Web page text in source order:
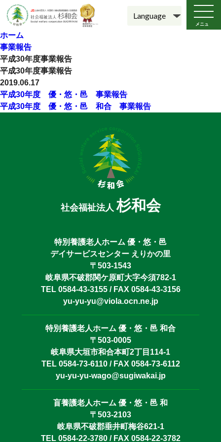
メニュ
ー
ホーム
事業報告
平成30年度事業報告
平成30年度事業報告
2019.06.17
平成30年度 優・悠・邑 事業報告
平成30年度 優・悠・邑 和合 事業報告
社会福祉法人杉和会
特別養護老人ホーム 優・悠・邑
デイサービスセンター えりかの里
〒503-1543
岐阜県不破郡関ケ原町大字今須782-1
TEL 0584-43-3155 / FAX 0584-43-3156
yu-yu-yu@viola.ocn.ne.jp
特別養護老人ホーム 優・悠・邑 和合
〒503-0005
岐阜県大垣市和合本町2丁目114-1
TEL 0584-73-6110 / FAX 0584-73-6112
yu-yu-yu-wago@sugiwakai.jp
盲養護老人ホーム 優・悠・邑 和
〒503-2103
岐阜県不破郡垂井町梅谷621-1
TEL 0584-22-3780 / FAX 0584-22-3782